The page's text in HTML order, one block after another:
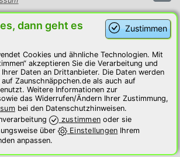
Zustimmen
dann geht es
Cookies und ähnliche Technologien. Mit
akzeptieren Sie die Verarbeitung und
Daten an Drittanbieter. Die Daten werden
Zaunschnäppchen.de als auch auf
Weitere Informationen zur
das Widerrufen/Ändern Ihrer Zustimmung,
bei den Datenschutzhinweisen.
zustimmen oder sie
über Einstellungen Ihrem
anpassen.